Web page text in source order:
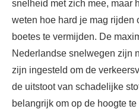
snelheid met zich mee, maar
weten hoe hard je mag rijden
boetes te vermijden. De
Nederlandse snelwegen zijn
zijn ingesteld om de
de uitstoot van schadelijke
belangrijk om op de hoogte